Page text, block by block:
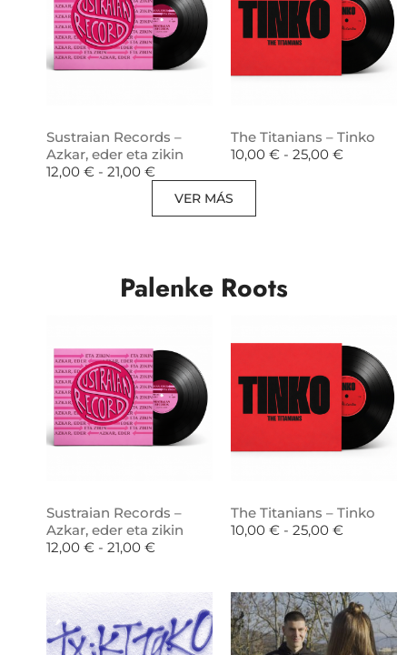
Sustraian Records –
Azkar, eder eta zikin
12,00 € - 21,00 €
The Titanians – Tinko
10,00 € - 25,00 €
VER MÁS
Palenke Roots
Sustraian Records –
Azkar, eder eta zikin
12,00 € - 21,00 €
The Titanians – Tinko
10,00 € - 25,00 €